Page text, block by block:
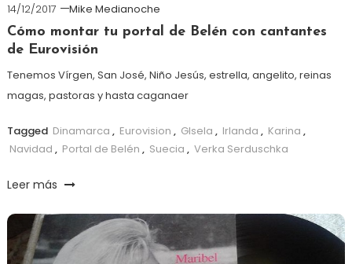
14/12/2017
Mike Medianoche
Cómo montar tu portal de Belén con cantantes
de Eurovisión
Tenemos Vírgen, San José, Niño Jesús, estrella, angelito, reinas
magas, pastoras y hasta caganaer
Tagged Dinamarca , Eurovision , GIsela , Irlanda , Karina ,
Navidad , Portal de Belén , Suecia , Verka Serduschka
Leer más